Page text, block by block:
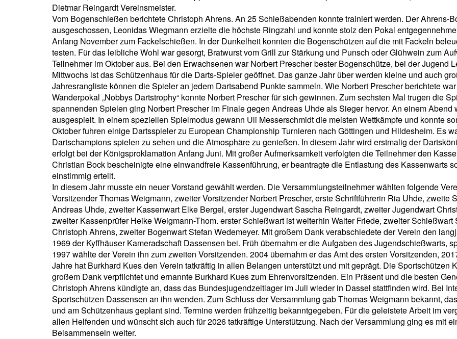
Dietmar Reingardt Vereinsmeister.
Vom Bogenschießen berichtete Christoph Ahrens. An 25 Schießabenden konnte trainiert werden. Der Ahrens-
ausgeschossen, Leonidas Wiegmann erzielte die höchste Ringzahl und konnte stolz den Pokal
Anfang November zum Fackelschießen. In der Dunkelheit konnten die Bogenschützen auf die mit Fackeln
testen. Für das leibliche Wohl war gesorgt, Bratwurst vom Grill zur Stärkung und Punsch oder Glühwein zum
Teilnehmer im Oktober aus. Bei den Erwachsenen war Norbert Prescher bester Bogenschütze, bei der Jugend
Mittwochs ist das Schützenhaus für die Darts-Spieler geöffnet. Das ganze Jahr über werden kleine und auch
Jahresrangliste können die Spieler an jedem Dartsabend Punkte sammeln. Wie Norbert Prescher berichtete
Wanderpokal „Nobbys Dartstrophy“ konnte Norbert Prescher für sich gewinnen. Zum sechsten Mal trugen die
spannenden Spielen ging Norbert Prescher im Finale gegen Andreas Uhde als Sieger hervor. An einem Abend
ausgespielt. In einem speziellen Spielmodus gewann Uli Messerschmidt die meisten Wettkämpfe und konnte
Oktober fuhren einige Dartsspieler zu European Championship Turnieren nach Göttingen und Hildesheim. Es
Dartschampions spielen zu sehen und die Atmosphäre zu genießen. In diesem Jahr wird erstmalig der
erfolgt bei der Königsproklamation Anfang Juni. Mit großer Aufmerksamkeit verfolgten die Teilnehmer den
Christian Bock bescheinigte eine einwandfreie Kassenführung, er beantragte die Entlastung des Kassenwarts
einstimmig erteilt.
In diesem Jahr musste ein neuer Vorstand gewählt werden. Die Versammlungsteilnehmer wählten folgende
Vorsitzender Thomas Weigmann, zweiter Vorsitzender Norbert Prescher, erste Schriftführerin Ria Uhde, zweite
Andreas Uhde, zweiter Kassenwart Elke Bergel, erster Jugendwart Sascha Reingardt, zweiter Jugendwart
zweiter Kassenprüfer Heike Weigmann-Thom. erster Schießwart ist weiterhin Walter Friede, zweiter
Christoph Ahrens, zweiter Bogenwart Stefan Wedemeyer. Mit großem Dank verabschiedete der Verein den
1969 der Kyffhäuser Kameradschaft Dassensen bei. Früh übernahm er die Aufgaben des Jugendschießwarts,
1997 wählte der Verein ihn zum zweiten Vorsitzenden. 2004 übernahm er das Amt des ersten Vorsitzenden,
Jahre hat Burkhard Kues den Verein tatkräftig in allen Belangen unterstützt und mit geprägt. Die Sportschützen
großem Dank verpflichtet und ernannte Burkhard Kues zum Ehrenvorsitzenden. Ein Präsent und die besten
Christoph Ahrens kündigte an, dass das Bundesjugendzeltlager im Juli wieder in Dassel stattfinden wird. Bei
Sportschützen Dassensen an ihn wenden. Zum Schluss der Versammlung gab Thomas Weigmann bekannt,
und am Schützenhaus geplant sind. Termine werden frühzeitig bekanntgegeben. Für die geleistete Arbeit im
allen Helfenden und wünscht sich auch für 2026 tatkräftige Unterstützung. Nach der Versammlung ging es mit
Beisammensein weiter.